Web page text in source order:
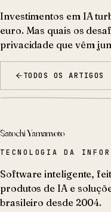
Investimentos em IA
euro. Mas quais os
privacidade que vêm
TODOS OS ARTIGOS
Satochi Yamamoto
TECNOLOGIA DA
Software inteligente,
produtos de IA e
brasileiro desde 2004.